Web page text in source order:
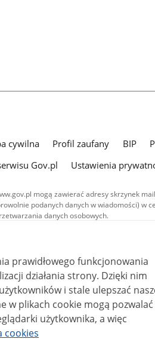
cywilna Profil zaufany BIP
Gov.pl
Ustawienia
mogą zawierać adresy skrzynek
podanych danych w wiadomości) w
danych osobowych.
w serwisie (z wyłączeniem treści
licencji typu Creative Commons: uznanie
BY-SA 4.0). Materiały audiowizualne, w
na licencji typu Creative Commons: uznanie
4.0 (CC BY-NC-ND 4.0), o ile nie jest to
prawidłowego funkcjonowania
strony. Dzięki nim
i stale ulepszać
użytkownika, a więc
cookies